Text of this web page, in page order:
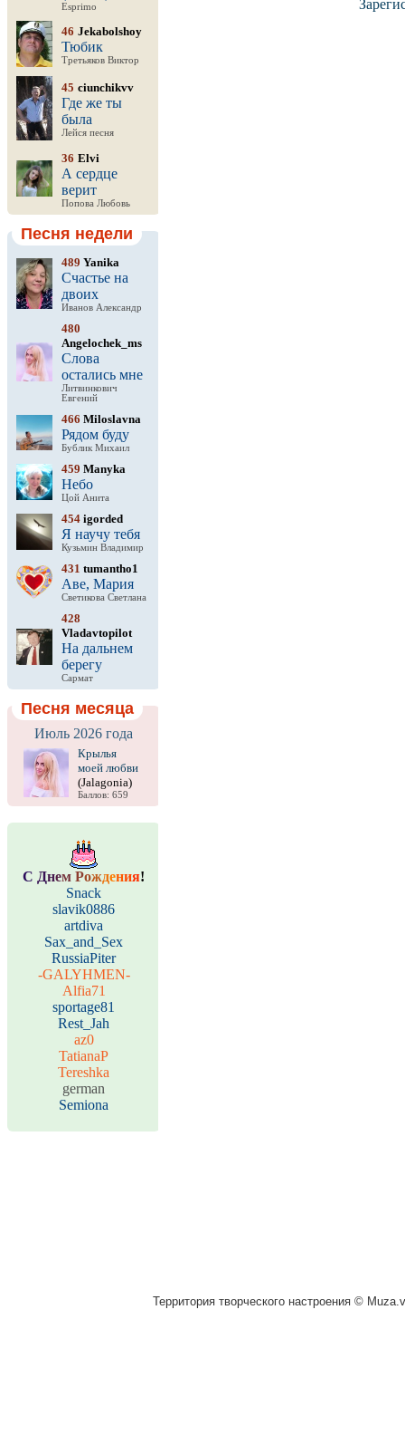
Esprimo
46 Jekabolshoy
Тюбик
Третьяков Виктор
45 ciunchikvv
Где же ты
была
Лейся песня
36 Elvi
А сердце
верит
Попова Любовь
Песня недели
489 Yanika
Счастье на
двоих
Иванов Александр
480
Angelochek_ms
Слова
остались мне
Литвинкович
Евгений
466 Miloslavna
Рядом буду
Бублик Михаил
459 Manyka
Небо
Цой Анита
454 igorded
Я научу тебя
Кузьмин Владимир
431 tumantho1
Аве, Мария
Светикова Светлана
428
Vladavtopilot
На дальнем
берегу
Сармат
Песня месяца
Июль 2026 года
Крылья
моей любви
(Jalagonia)
Баллов: 659
С Днем Рождения!
Snack
slavik0886
artdiva
Sax_and_Sex
RussiaPiter
-GALYHMEN-
Alfia71
sportage81
Rest_Jah
az0
TatianaP
Tereshka
german
Semiona
Территория творческого настроения ©